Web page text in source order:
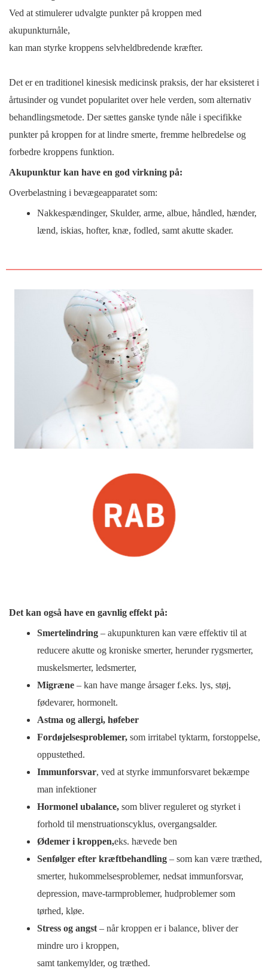
Ved at stimulerer udvalgte punkter på kroppen med
akupunkturnåle,
kan man styrke kroppens selvheldbredende kræfter.
Det er en traditionel kinesisk medicinsk praksis, der har eksisteret i
årtusinder og vundet popularitet over hele verden, som alternativ
behandlingsmetode. Der sættes ganske tynde nåle i specifikke
punkter på kroppen for at lindre smerte, fremme helbredelse og
forbedre kroppens funktion.
Akupunktur kan have en god virkning på:
Overbelastning i bevægeapparatet som:
Nakkespændinger, Skulder, arme, albue, håndled, hænder,
lænd, iskias, hofter, knæ, fodled, samt akutte skader.
Det kan også have en gavnlig effekt på:
Smertelindring – akupunkturen kan være effektiv til at
reducere akutte og kroniske smerter, herunder rygsmerter,
muskelsmerter, ledsmerter,
Migræne – kan have mange årsager f.eks. lys, støj,
fødevarer, hormonelt.
Astma og allergi, høfeber
Fordøjelsesproblemer, som irritabel tyktarm, forstoppelse,
oppustethed.
Immunforsvar, ved at styrke immunforsvaret bekæmpe
man infektioner
Hormonel ubalance, som bliver reguleret og styrket i
forhold til menstruationscyklus, overgangsalder.
Ødemer i kroppen,eks. hævede ben
Senfølger efter kræftbehandling – som kan være træthed,
smerter, hukommelsesproblemer, nedsat immunforsvar,
depression, mave-tarmproblemer, hudproblemer som
tørhed, kløe.
Stress og angst – når kroppen er i balance, bliver der
mindre uro i kroppen,
samt tankemylder, og træthed.